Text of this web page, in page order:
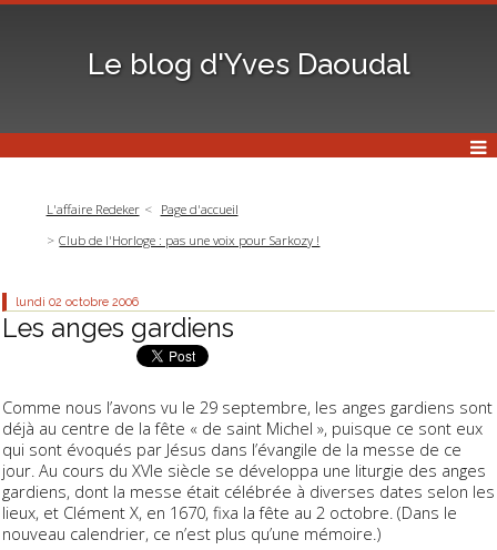
Le blog d'Yves Daoudal
L'affaire Redeker
Page d'accueil
Club de l'Horloge : pas une voix pour Sarkozy !
lundi 02 octobre 2006
Les anges gardiens
Comme nous l’avons vu le 29 septembre, les anges gardiens sont
déjà au centre de la fête « de saint Michel », puisque ce sont eux
qui sont évoqués par Jésus dans l’évangile de la messe de ce
jour. Au cours du XVIe siècle se développa une liturgie des anges
gardiens, dont la messe était célébrée à diverses dates selon les
lieux, et Clément X, en 1670, fixa la fête au 2 octobre. (Dans le
nouveau calendrier, ce n’est plus qu’une mémoire.)